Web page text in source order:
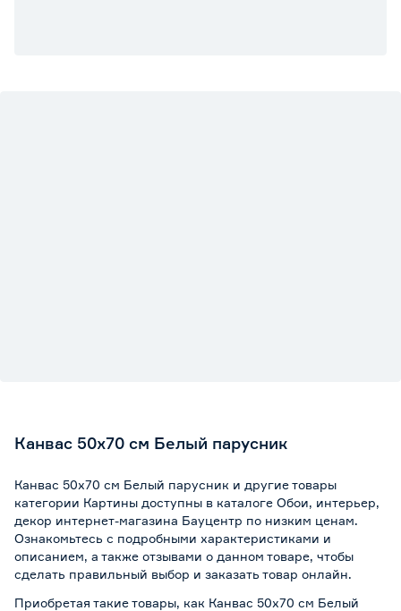
Канвас 50х70 см Белый парусник
Канвас 50х70 см Белый парусник и другие товары
категории Картины доступны в каталоге Обои, интерьер,
декор интернет-магазина Бауцентр по низким ценам.
Ознакомьтесь с подробными характеристиками и
описанием, а также отзывами о данном товаре, чтобы
сделать правильный выбор и заказать товар онлайн.
Приобретая такие товары, как Канвас 50х70 см Белый